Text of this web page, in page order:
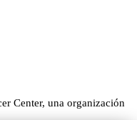
Center, una organización